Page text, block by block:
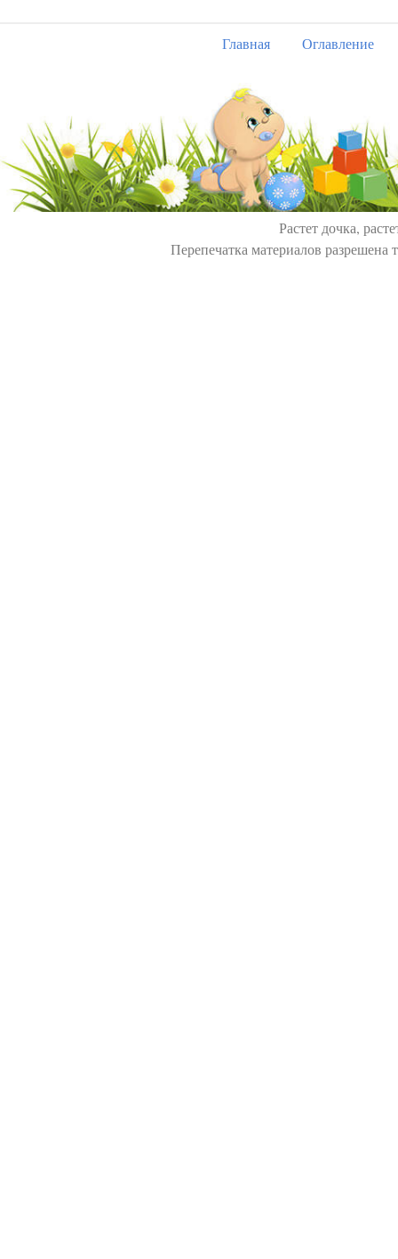
Главная Оглавление
Растет дочка,
Перепечатка материалов разрешена